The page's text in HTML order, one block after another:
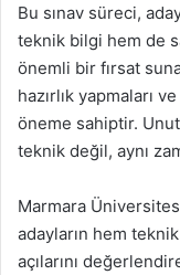
Bu sınav süreci,
teknik bilgi hem de
önemli bir fırsat
hazırlık yapmaları
öneme sahiptir.
teknik değil, aynı
Marmara
adayların hem
açılarını